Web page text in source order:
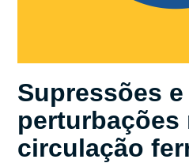
Supressões
perturbações
circulação